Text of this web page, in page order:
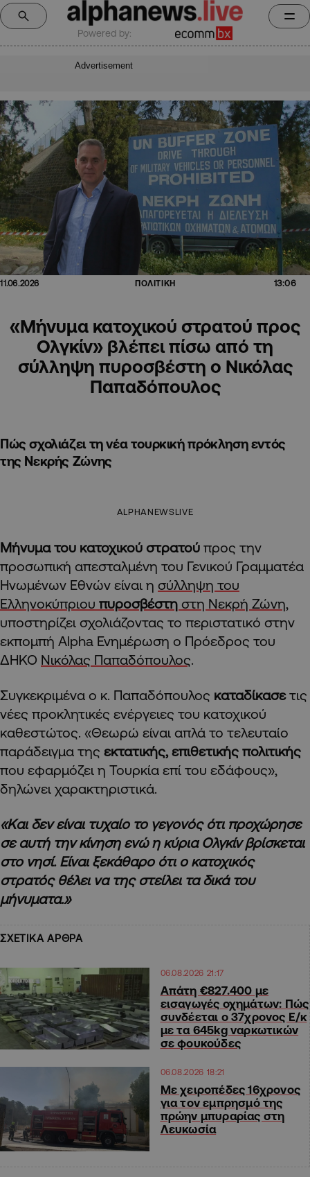
Powered by:
Advertisement
11.06.2026 ΠΟΛΙΤΙΚΗ 13:06
«Μήνυμα κατοχικού στρατού προς
Ολγκίν» βλέπει πίσω από τη
σύλληψη πυροσβέστη ο Νικόλας
Παπαδόπουλος
Πώς σχολιάζει τη νέα τουρκική πρόκληση εντός
της Νεκρής Ζώνης
ALPHANEWSLIVE
Μήνυμα του κατοχικού στρατού προς την
προσωπική απεσταλμένη του Γενικού Γραμματέα
Ηνωμένων Εθνών είναι η σύλληψη του
Ελληνοκύπριου πυροσβέστη στη Νεκρή Ζώνη,
υποστηρίζει σχολιάζοντας το περιστατικό στην
εκπομπή Alpha Ενημέρωση ο Πρόεδρος του
ΔΗΚΟ Νικόλας Παπαδόπουλος.
Συγκεκριμένα ο κ. Παπαδόπουλος καταδίκασετις
νέες προκλητικές ενέργειες του κατοχικού
καθεστώτος. «Θεωρώ είναι απλά το τελευταίο
παράδειγμα της εκτατικής, επιθετικής πολιτικής
που εφαρμόζει η Τουρκία επί του εδάφους»,
δηλώνει χαρακτηριστικά.
«Και δεν είναι τυχαίο το γεγονός ότι προχώρησε
σε αυτή την κίνηση ενώ η κύρια Ολγκίν βρίσκεται
στο νησί. Είναι ξεκάθαρο ότι ο κατοχικός
στρατός θέλει να της στείλει τα δικά του
μήνυματα.»
ΣΧΕΤΙΚΑ ΑΡΘΡΑ
06.08.2026 21:17
Απάτη €827.400 με
εισαγωγές οχημάτων: Πώς
συνδέεται ο 37χρονος Ε/κ
με τα 645kg ναρκωτικών
σε φουκούδες
06.08.2026 18:21
Με χειροπέδες 16χρονος
για τον εμπρησμό της
πρώην μπυραρίας στη
Λευκωσία